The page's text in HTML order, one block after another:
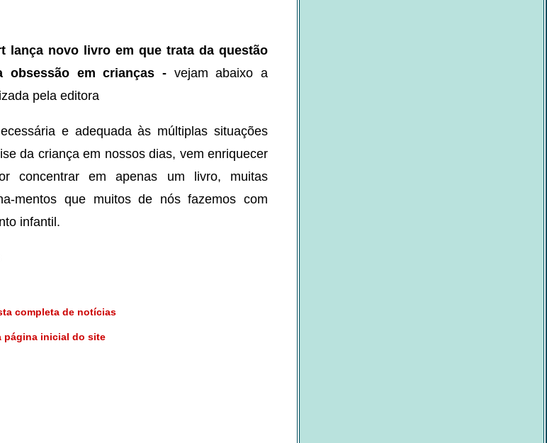
lança novo livro em que trata da questão
obsessão em crianças -vejam abaixo a
pela editora
e adequada às múltiplas situações
da criança em nossos dias, vem enriquecer
concentrar em apenas um livro, muitas
mentos que muitos de nós fazemos com
infantil.
completa de notícias
página inicial do site